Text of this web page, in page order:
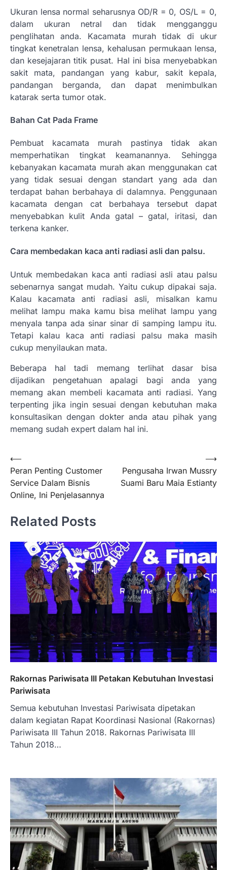
Ukuran lensa normal seharusnya OD/R = 0, OS/L = 0,
dalam ukuran netral dan tidak mengganggu
penglihatan anda. Kacamata murah tidak di ukur
tingkat kenetralan lensa, kehalusan permukaan lensa,
dan kesejajaran titik pusat. Hal ini bisa menyebabkan
sakit mata, pandangan yang kabur, sakit kepala,
pandangan berganda, dan dapat menimbulkan
katarak serta tumor otak.
Bahan Cat Pada Frame
Pembuat kacamata murah pastinya tidak akan
memperhatikan tingkat keamanannya. Sehingga
kebanyakan kacamata murah akan menggunakan cat
yang tidak sesuai dengan standart yang ada dan
terdapat bahan berbahaya di dalamnya. Penggunaan
kacamata dengan cat berbahaya tersebut dapat
menyebabkan kulit Anda gatal – gatal, iritasi, dan
terkena kanker.
Cara membedakan kaca anti radiasi asli dan palsu.
Untuk membedakan kaca anti radiasi asli atau palsu
sebenarnya sangat mudah. Yaitu cukup dipakai saja.
Kalau kacamata anti radiasi asli, misalkan kamu
melihat lampu maka kamu bisa melihat lampu yang
menyala tanpa ada sinar sinar di samping lampu itu.
Tetapi kalau kaca anti radiasi palsu maka masih
cukup menyilaukan mata.
Beberapa hal tadi memang terlihat dasar bisa
dijadikan pengetahuan apalagi bagi anda yang
memang akan membeli kacamata anti radiasi. Yang
terpenting jika ingin sesuai dengan kebutuhan maka
konsultasikan dengan dokter anda atau pihak yang
memang sudah expert dalam hal ini.
Navigasi
pos
⟵
Peran Penting Customer
Service Dalam Bisnis
Online, Ini Penjelasannya
Pengusaha Irwan Mussry
Suami Baru Maia Estianty
⟶
Related Posts
Rakornas Pariwisata III Petakan Kebutuhan Investasi
Pariwisata
Semua kebutuhan Investasi Pariwisata dipetakan
dalam kegiatan Rapat Koordinasi Nasional (Rakornas)
Pariwisata III Tahun 2018. Rakornas Pariwisata III
Tahun 2018…
BERITA TERBARU
Skema KPR Wiraswasta: Ada
Solusi Pembiayaan Rumah Bagi
Pelaku Usaha?
Januari 27, 2026
PT Bank Tabungan Negara (BTN) baru-
baru ini mengungkapkan skema Kredit